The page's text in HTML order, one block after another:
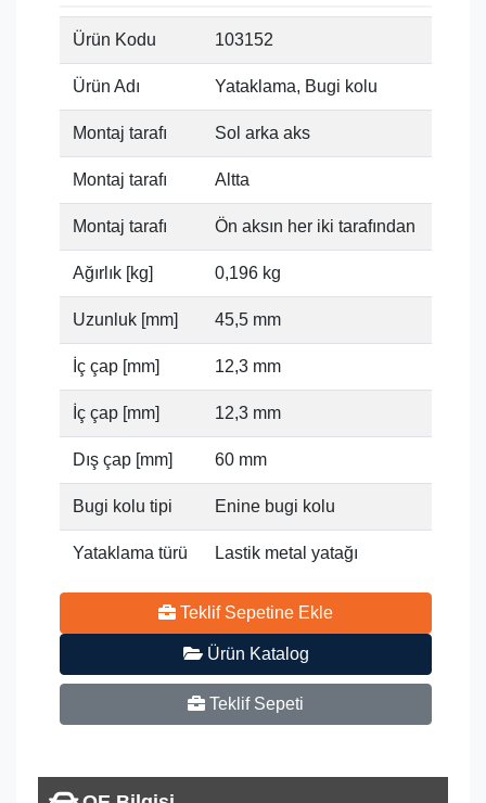
Ürün Kodu 103152
Ürün Adı Yataklama, Bugi kolu
Montaj tarafı Sol arka aks
Montaj tarafı Altta
Montaj tarafı Ön aksın her iki tarafından
Ağırlık [kg] 0,196 kg
Uzunluk [mm] 45,5 mm
İç çap [mm] 12,3 mm
İç çap [mm] 12,3 mm
Dış çap [mm] 60 mm
Bugi kolu tipi Enine bugi kolu
Yataklama türü Lastik metal yatağı
Teklif Sepetine Ekle
Ürün Katalog
Teklif Sepeti